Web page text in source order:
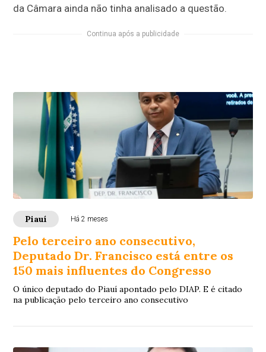
da Câmara ainda não tinha analisado a questão.
Continua após a publicidade
Piauí Há 2 meses
Pelo terceiro ano consecutivo,
Deputado Dr. Francisco está entre os
150 mais influentes do Congresso
O único deputado do Piauí apontado pelo DIAP. E é citado
na publicação pelo terceiro ano consecutivo